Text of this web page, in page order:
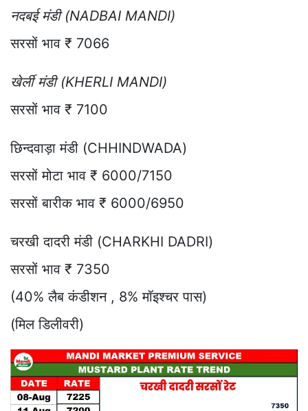
नदबई मंडी (NADBAI MANDI)
सरसों भाव ₹ 7066
खेर्ली मंडी (KHERLI MANDI)
सरसों भाव ₹ 7100
छिन्दवाड़ा मंडी (CHHINDWADA)
सरसों मोटा भाव ₹ 6000/7150
सरसों बारीक भाव ₹ 6000/6950
चरखी दादरी मंडी (CHARKHI DADRI)
सरसों भाव ₹ 7350
(40% लैब कंडीशन , 8% मॉइश्चर पास)
(मिल डिलीवरी)